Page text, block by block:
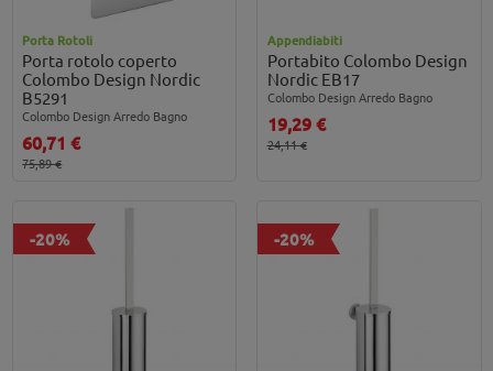
Porta Rotoli
Porta rotolo coperto
Colombo Design Nordic
B5291
Colombo Design Arredo Bagno
60,71 €
75,89 €
Appendiabiti
Portabito Colombo Design
Nordic EB17
Colombo Design Arredo Bagno
19,29 €
24,11 €
-20% -20%